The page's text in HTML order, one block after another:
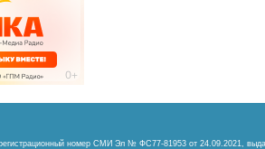
номер СМИ Эл № ФС77-81953 от 24.09.2021,